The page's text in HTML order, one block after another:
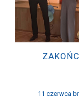
11 czerwca